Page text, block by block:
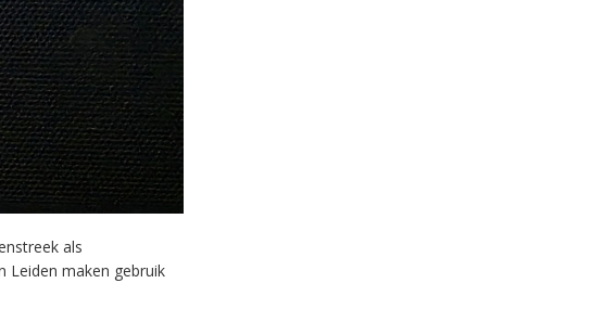
als
Leiden maken gebruik